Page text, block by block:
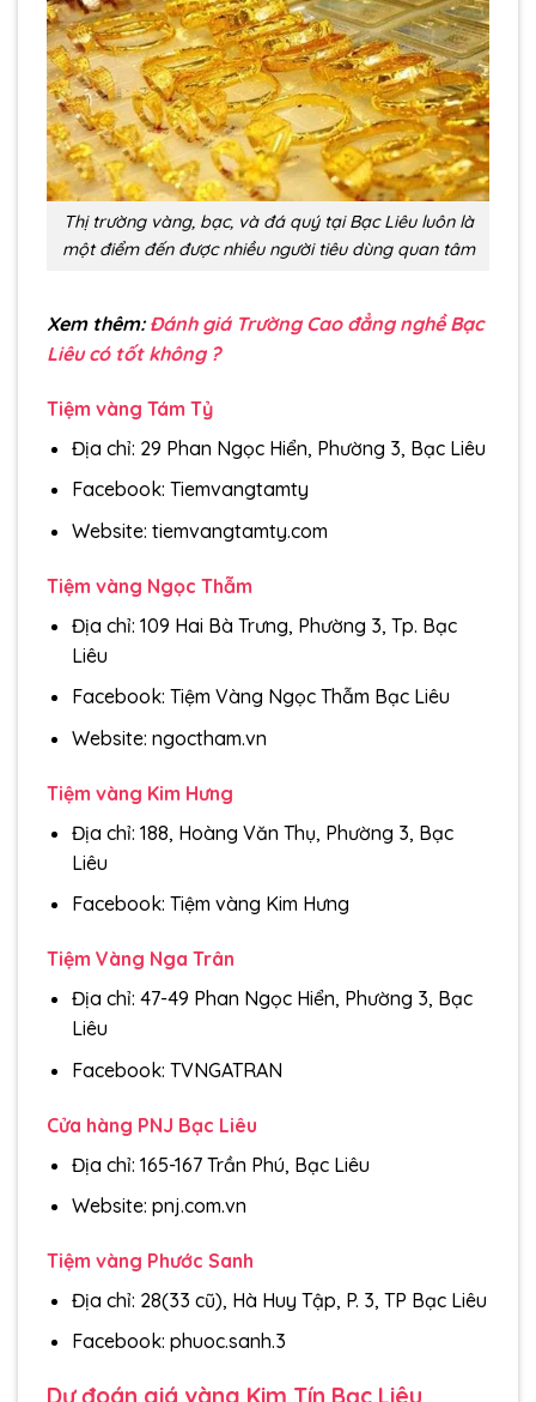
Thị trường vàng, bạc, và đá quý tại Bạc Liêu luôn là
một điểm đến được nhiều người tiêu dùng quan tâm
Xem thêm:Đánh giá Trường Cao đẳng nghề Bạc
Liêu có tốt không ?
Tiệm vàng Tám Tỷ
Địa chỉ: 29 Phan Ngọc Hiển, Phường 3, Bạc Liêu
Facebook: Tiemvangtamty
Website: tiemvangtamty.com
Tiệm vàng Ngọc Thẫm
Địa chỉ: 109 Hai Bà Trưng, Phường 3, Tp. Bạc
Liêu
Facebook: Tiệm Vàng Ngọc Thẫm Bạc Liêu
Website: ngoctham.vn
Tiệm vàng Kim Hưng
Địa chỉ: 188, Hoàng Văn Thụ, Phường 3, Bạc
Liêu
Facebook: Tiệm vàng Kim Hưng
Tiệm Vàng Nga Trân
Địa chỉ: 47-49 Phan Ngọc Hiển, Phường 3, Bạc
Liêu
Facebook: TVNGATRAN
Cửa hàng PNJ Bạc Liêu
Địa chỉ: 165-167 Trần Phú, Bạc Liêu
Website: pnj.com.vn
Tiệm vàng Phước Sanh
Địa chỉ: 28(33 cũ), Hà Huy Tập, P. 3, TP Bạc Liêu
Facebook: phuoc.sanh.3